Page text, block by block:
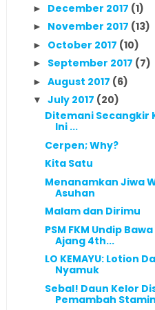
► December 2017 (1)
► November 2017 (13)
► October 2017 (10)
► September 2017 (7)
► August 2017 (6)
▼ July 2017 (20)
Ditemani Secangkir
Ini ...
Cerpen; Why?
Kita Satu
Menanamkan Jiwa
Asuhan
Malam dan Dirimu
PSM FKM Undip
Ajang 4th...
LO KEMAYU: Lotion
Nyamuk
Sebal! Daun Kelor
Pemambah